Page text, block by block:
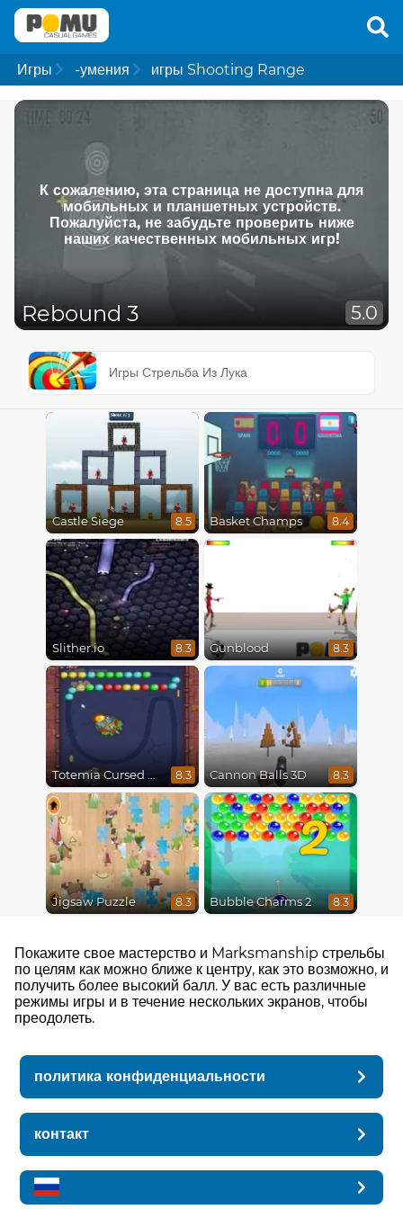
Игры -умения игры Shooting Range
К сожалению, эта страница не доступна для
мобильных и планшетных устройств.
Пожалуйста, не забудьте проверить ниже
наших качественных мобильных игр!
Rebound 3 5.0
Игры Стрельба Из Лука
Castle Siege 8.5 Basket Champs 8.4
Slither.io 8.3 Gunblood 8.3
Totemia Cursed Marbles 8.3 Cannon Balls 3D 8.3
Jigsaw Puzzle 8.3
2
Bubble Charms 2 8.3
Покажите свое мастерство и Marksmanship стрельбы
по целям как можно ближе к центру, как это возможно, и
получить более высокий балл. У вас есть различные
режимы игры и в течение нескольких экранов, чтобы
преодолеть.
политика конфиденциальности
контакт